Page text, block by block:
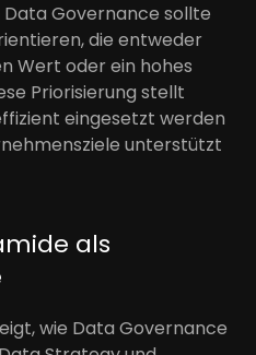
Governance sollte
die entweder
Wert oder ein hohes
Priorisierung stellt
eingesetzt werden
unterstützt
als
wie Data Governance